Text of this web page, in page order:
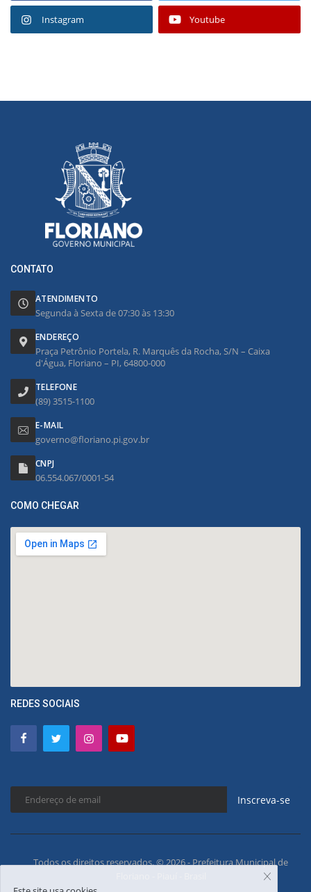
Instagram Youtube
CONTATO
ATENDIMENTO
Segunda à Sexta de 07:30 às 13:30
ENDEREÇO
Praça Petrônio Portela, R. Marquês da Rocha, S/N – Caixa
d'Água, Floriano – PI, 64800-000
TELEFONE
(89) 3515-1100
E-MAIL
governo@floriano.pi.gov.br
CNPJ
06.554.067/0001-54
COMO CHEGAR
REDES SOCIAIS
Inscreva-se
Todos os direitos reservados. © 2026 - Prefeitura Municipal de